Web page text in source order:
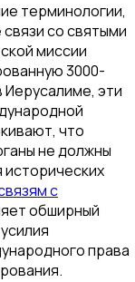
терминологии,
со святыми
миссии
3000-
эти
что
не должны
с
обширный
права